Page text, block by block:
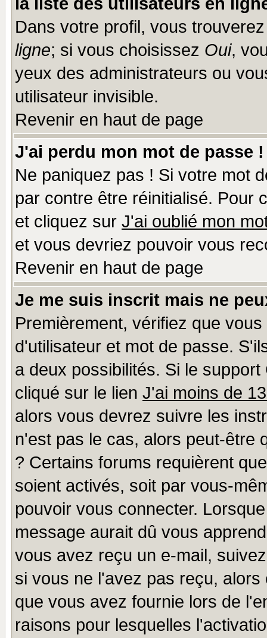
Dans votre profil, vous
ligne; si vous choisissez Oui,
yeux des administrateurs ou
utilisateur invisible.
Revenir en haut de page
J'ai perdu mon mot de passe !
Ne paniquez pas ! Si votre mot
par contre être réinitialisé. Pour
et cliquez sur J'ai oublié mon
et vous devriez pouvoir vous
Revenir en haut de page
Je me suis inscrit mais ne
Premièrement, vérifiez que
d'utilisateur et mot de passe.
a deux possibilités. Si le
cliqué sur le lien J'ai moins de
alors vous devrez suivre les
n'est pas le cas, alors peut-être
? Certains forums requièrent
soient activés, soit par vous-
pouvoir vous connecter.
message aurait dû vous
vous avez reçu un e-mail,
si vous ne l'avez pas reçu,
que vous avez fournie lors de
raisons pour lesquelles